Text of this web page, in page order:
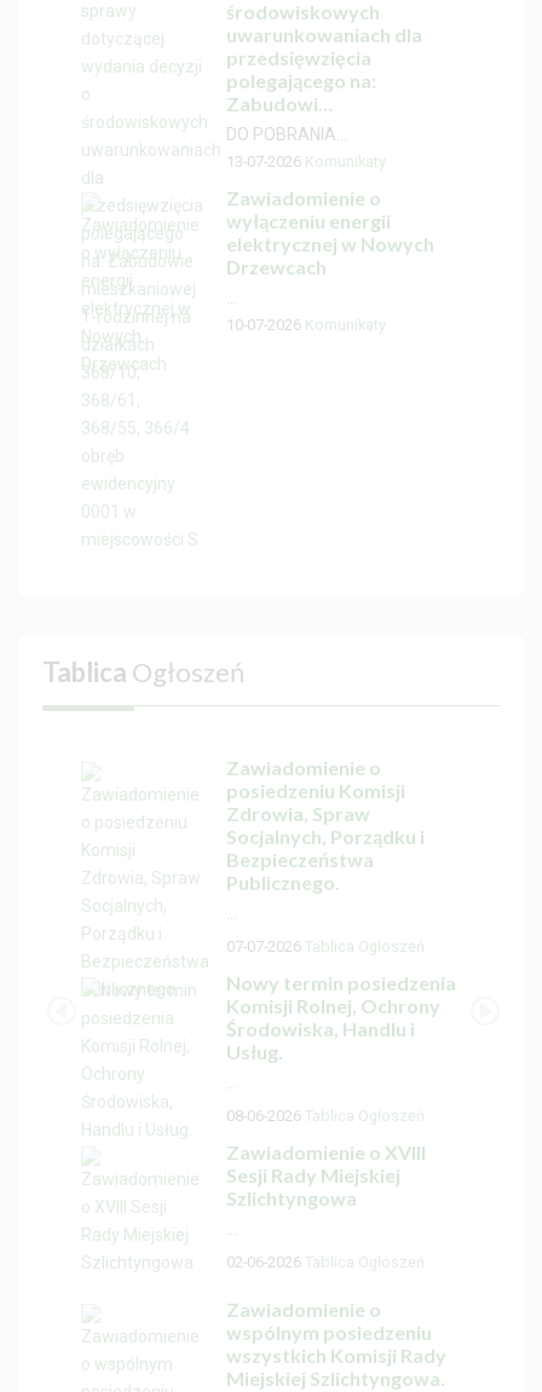
środowiskowych
uwarunkowaniach dla
przedsięwzięcia
polegającego na:
Zabudowi…
DO POBRANIA...
13-07-2026 Komunikaty
Zawiadomienie o
wyłączeniu energii
elektrycznej w Nowych
Drzewcach
...
10-07-2026 Komunikaty
Tablica Ogłoszeń
Zawiadomienie o
posiedzeniu Komisji
Zdrowia, Spraw
Socjalnych, Porządku i
Bezpieczeństwa
Publicznego.
...
07-07-2026 Tablica Ogłoszeń
Nowy termin posiedzenia
Komisji Rolnej, Ochrony
Środowiska, Handlu i
Usług.
...
08-06-2026 Tablica Ogłoszeń
Zawiadomienie o XVIII
Sesji Rady Miejskiej
Szlichtyngowa
...
02-06-2026 Tablica Ogłoszeń
Zawiadomienie o
wspólnym posiedzeniu
wszystkich Komisji Rady
Miejskiej Szlichtyngowa.